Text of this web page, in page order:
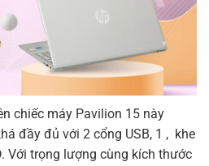
chiếc máy Pavilion 15 này
đầy đủ với 2 cổng USB, 1 , khe
Với trọng lượng cùng kích thước